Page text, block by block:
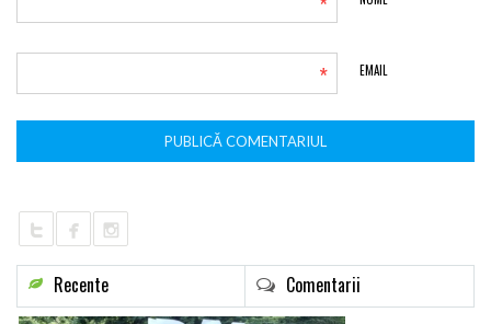
EMAIL
*
Recente Comentarii